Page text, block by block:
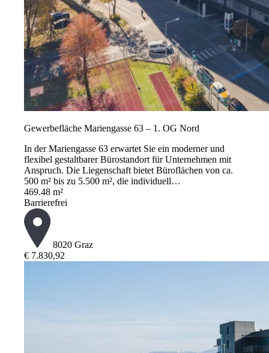
Gewerbefläche Mariengasse 63 – 1. OG Nord
In der Mariengasse 63 erwartet Sie ein moderner und
flexibel gestaltbarer Bürostandort für Unternehmen mit
Anspruch. Die Liegenschaft bietet Büroflächen von ca.
500 m² bis zu 5.500 m², die individuell…
469.48 m²
Barrierefrei
8020 Graz
€ 7.830,92